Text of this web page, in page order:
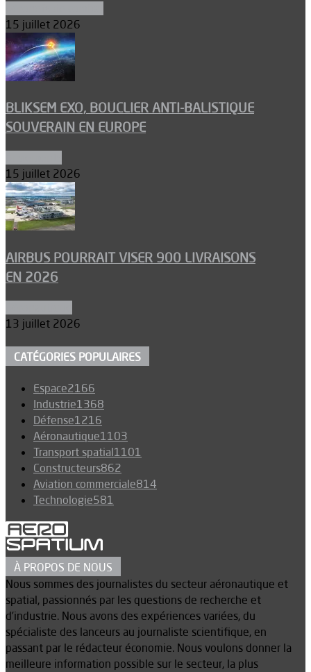
15 juillet 2026
BLIKSEM EXO, BOUCLIER ANTI-BALISTIQUE
SOUVERAIN EN EUROPE
15 juillet 2026
AIRBUS POURRAIT VISER 900 LIVRAISONS
EN 2026
13 juillet 2026
CATÉGORIES POPULAIRES
Espace2166
Industrie1368
Défense1216
Aéronautique1103
Transport spatial1101
Constructeurs862
Aviation commerciale814
Technologie581
À PROPOS DE NOUS
Nous sommes des journalistes du secteur aéronautique et
spatial, passionnés par les questions de recherche et
d’industrie. Nous avons des expériences variées, du
spécialiste des lanceurs au journaliste scientifique, en
passant par le rédacteur économie. Nous voulons donner la
meilleure information possible sur le secteur, la plus